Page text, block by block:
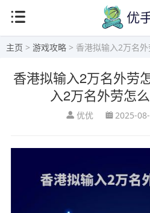
主页 > 游戏攻略 > 香港拟输入2万名外劳怎么
香港拟输入2万名外劳
入2万名外劳怎
优优 2025-